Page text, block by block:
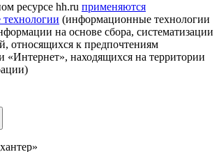
ресурсе hh.ru применяются
технологии (информационные технологии
на основе сбора, систематизации
относящихся к предпочтениям
«Интернет», находящихся на территории